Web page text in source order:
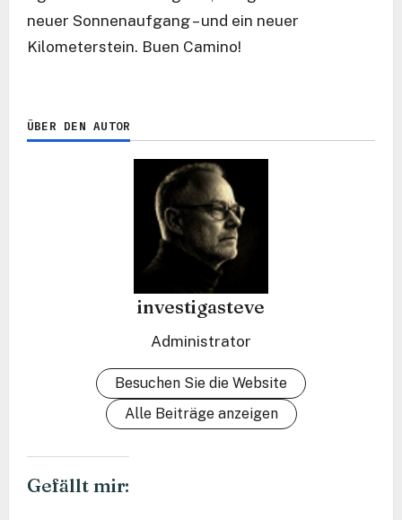
neuer Sonnenaufgang – und ein neuer
Kilometerstein. Buen Camino!
ÜBER DEN AUTOR
investigasteve
Administrator
Besuchen Sie die Website
Alle Beiträge anzeigen
Gefällt mir: